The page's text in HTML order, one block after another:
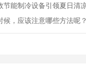
，应该注意哪些方法呢？